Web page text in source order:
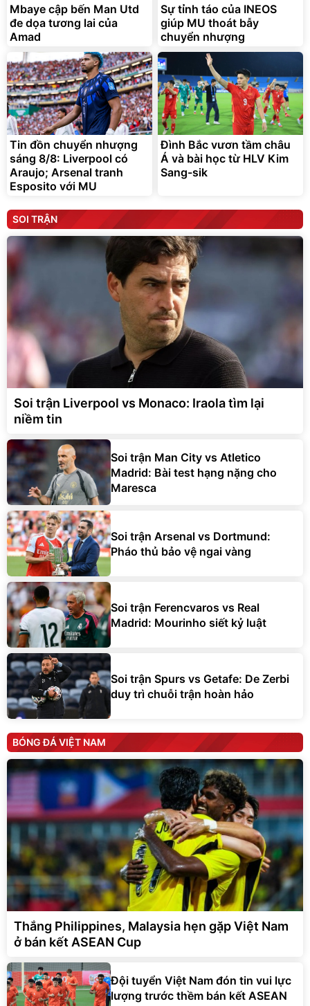
Mbaye cập bến Man Utd
đe dọa tương lai của
Amad
Sự tỉnh táo của INEOS
giúp MU thoát bẫy
chuyển nhượng
Tin đồn chuyển nhượng
sáng 8/8: Liverpool có
Araujo; Arsenal tranh
Esposito với MU
Đình Bắc vươn tầm châu
Á và bài học từ HLV Kim
Sang-sik
SOI TRẬN
Soi trận Liverpool vs Monaco: Iraola tìm lại
niềm tin
Soi trận Man City vs Atletico
Madrid: Bài test hạng nặng cho
Maresca
Soi trận Arsenal vs Dortmund:
Pháo thủ bảo vệ ngai vàng
Soi trận Ferencvaros vs Real
Madrid: Mourinho siết kỷ luật
Soi trận Spurs vs Getafe: De Zerbi
duy trì chuỗi trận hoàn hảo
BÓNG ĐÁ VIỆT NAM
Thắng Philippines, Malaysia hẹn gặp Việt Nam
ở bán kết ASEAN Cup
Đội tuyển Việt Nam đón tin vui lực
lượng trước thềm bán kết ASEAN